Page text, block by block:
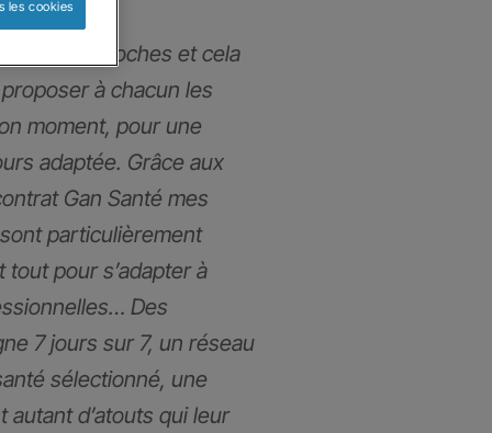
très proches et cela
à chacun les
moment, pour une
adaptée. Grâce aux
Gan Santé mes
particulièrement
tout pour s’adapter à
Des
7 jours sur 7, un réseau
sélectionné, une
autant d’atouts qui leur
les cookies